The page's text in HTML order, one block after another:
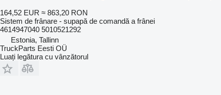
164,52 EUR ≈ 863,20 RON
Sistem de frânare - supapă de comandă a frânei
4614947040 5010521292
Estonia, Tallinn
TruckParts Eesti OÜ
Luați legătura cu vânzătorul